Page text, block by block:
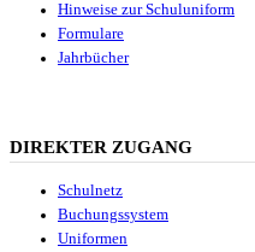
Hinweise zur Schuluniform
Formulare
Jahrbücher
DIREKTER ZUGANG
Schulnetz
Buchungssystem
Uniformen